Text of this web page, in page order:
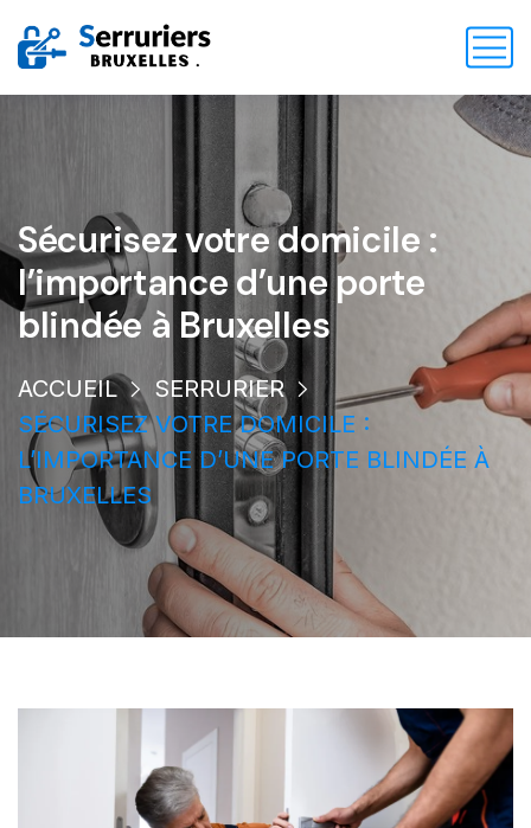
Sécurisez votre domicile :
l’importance d’une porte
blindée à Bruxelles
ACCUEIL
SERRURIER
SÉCURISEZ VOTRE DOMICILE :
L’IMPORTANCE D’UNE PORTE BLINDÉE À
BRUXELLES